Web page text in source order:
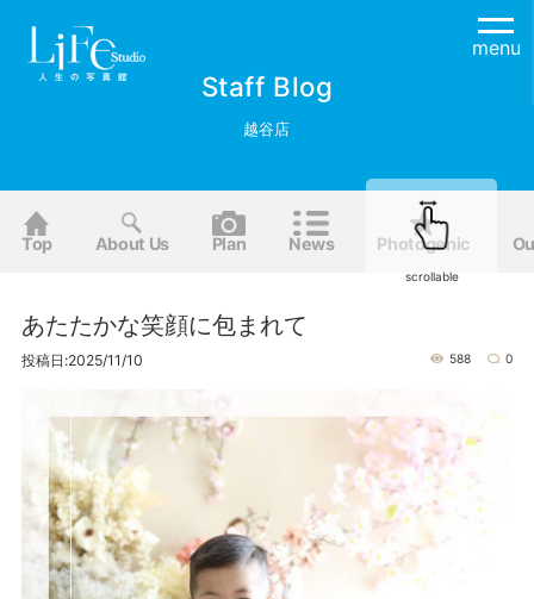
menu
Staff Blog
越谷店
Top About Us Plan News Photogenic
あたたかな笑顔に包まれて
投稿日:2025/11/10 588 0